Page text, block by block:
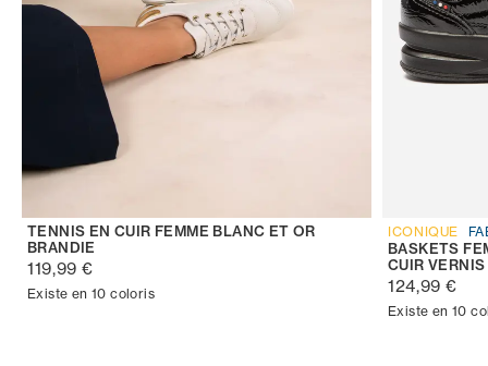
TENNIS EN CUIR FEMME BLANC ET OR
BRANDIE
119,99 €
Existe en 10 coloris
ICONIQUE
BASKETS
CUIR
124,99 €
Existe en 10